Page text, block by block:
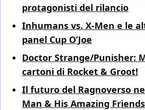
protagonisti del rilancio
Inhumans vs. X-Men e le
panel Cup O’Joe
Doctor Strange/Punisher:
cartoni di Rocket & Groot!
Il futuro del Ragnoverso
Man & His Amazing Friends